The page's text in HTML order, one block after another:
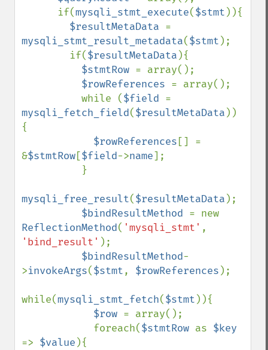
      if(
mysqli_stmt_execute($stmt )){
$resultMetaData
mysqli_stmt_result_metadata($stmt );
        if(
$resultMetaData ){
$stmtRow = array();
$rowReferences = array();
          while (
$field
mysqli_fetch_field($resultMetaData ))
{
$rowReferences [] =
&$stmtRow[$field->name];
mysqli_free_result($resultMetaData );
$bindResultMethod
ReflectionMethod( 'mysqli_stmt'
'bind_result' );
$bindResultMethod-
>invokeArgs($stmt, $rowReferences );
while(mysqli_stmt_fetch($stmt )){
$row = array();
            foreach(
$stmtRow as
=> $value ){